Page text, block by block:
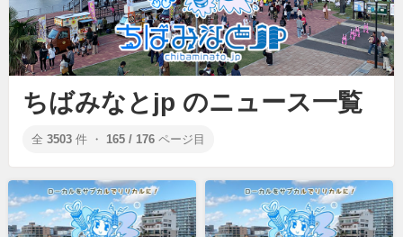
ちばみなとjp のニュース一覧
全 3503 件 ・ 165 / 176 ページ目